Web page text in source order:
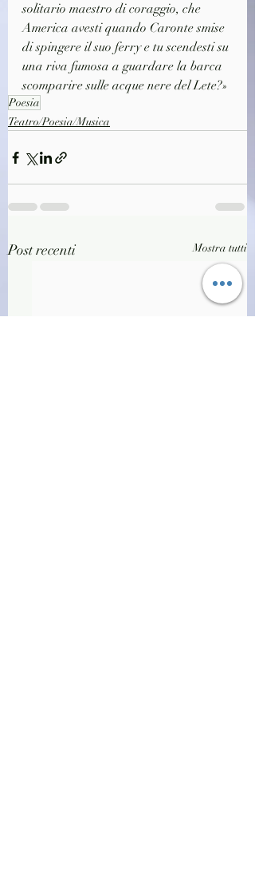
solitario maestro di coraggio, che
America avesti quando Caronte smise
di spingere il suo ferry e tu scendesti su
una riva fumosa a guardare la barca
scomparire sulle acque nere del Lete?»
Poesia
Teatro/Poesia/Musica
Post recenti Mostra tutti